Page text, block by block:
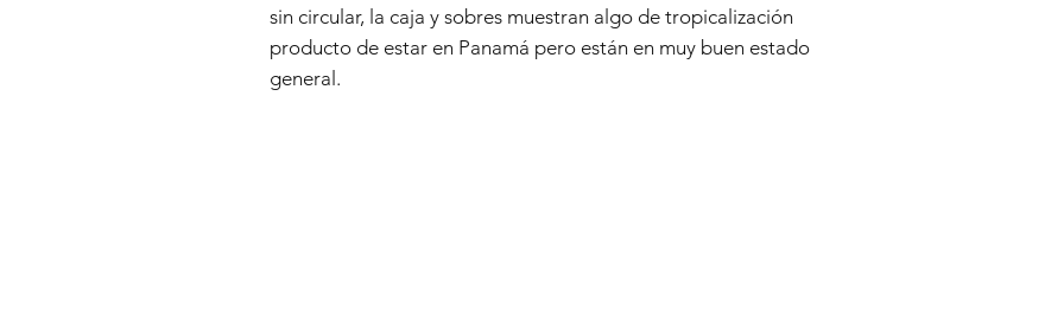
sin circular, la caja y sobres muestran algo de tropicalización
producto de estar en Panamá pero están en muy buen estado
general.